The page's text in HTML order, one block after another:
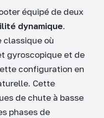
équipé de deux
dynamique.
classique où
gyroscopique et de
configuration en
Cette
de chute à basse
phases de